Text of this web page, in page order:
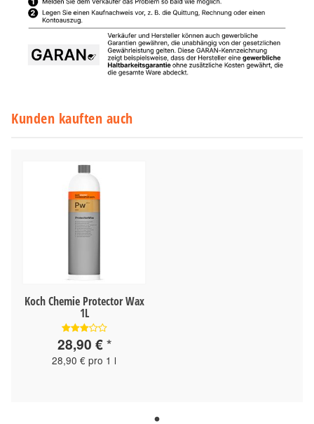
Kunden kauften auch
Koch Chemie Protector Wax
1L
28,90 €*
28,90 € pro 1 l